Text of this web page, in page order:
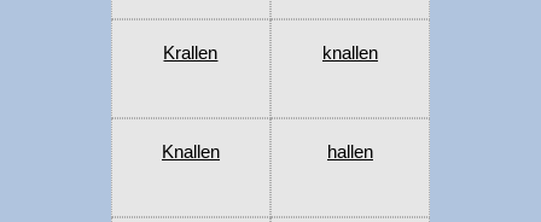
Krallen knallen
Knallen hallen